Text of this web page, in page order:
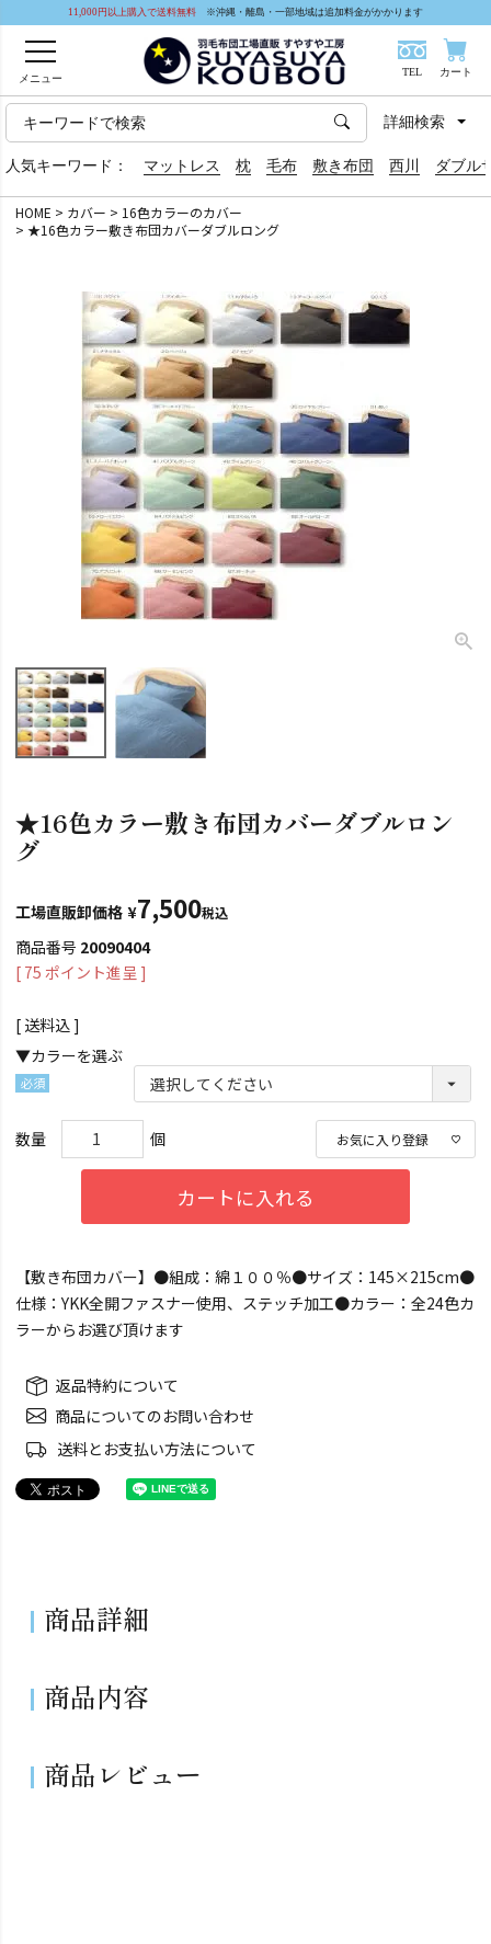
11,000円以上購入で送料無料 ※沖縄・離島・一部地域は追加料金がかかります
メニュー
TEL カート
人気キーワード： マットレス 枕 毛布 敷き布団 西川 ダブル
詳細検索
HOME カバー
16色カラーのカバー
★16色カラー敷き布団カバーダブルロング
★16色カラー敷き布団カバーダブルロン
グ
工場直販卸価格 ¥7,500税込
商品番号 20090404
[ 75 ポイント進呈 ]
送料込
▼カラーを選ぶ
須)
お気に入り登録
カートに入れる
【敷き布団カバー】●組成：綿１００％●サイズ：145×215cm●
仕様：YKK全開ファスナー使用、ステッチ加工●カラー：全24色カ
ラーからお選び頂けます
返品特約について
商品についてのお問い合わせ
送料とお支払い方法について
商品詳細
商品内容
商品レビュー